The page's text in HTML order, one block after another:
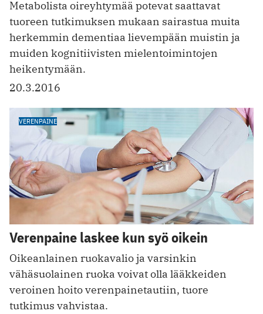
Metabolista oireyhtymää potevat saattavat
tuoreen tutkimuksen mukaan sairastua muita
herkemmin dementiaa lievempään muistin ja
muiden kognitiivisten mielentoimintojen
heikentymään.
20.3.2016
VERENPAINE
Verenpaine laskee kun syö oikein
Oikeanlainen ruokavalio ja varsinkin
vähäsuolainen ruoka voivat olla lääkkeiden
veroinen hoito verenpainetautiin, tuore
tutkimus vahvistaa.